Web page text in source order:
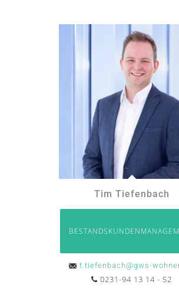
Tim Tiefenbach
t.tiefenbach@gws-
0231-94 13 14 - 52